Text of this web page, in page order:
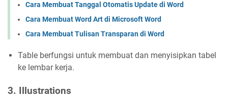
Cara Membuat Tanggal Otomatis Update di Word
Cara Membuat Word Art di Microsoft Word
Cara Membuat Tulisan Transparan di Word
Table berfungsi untuk membuat dan menyisipkan tabel
ke lembar kerja.
3. Illustrations